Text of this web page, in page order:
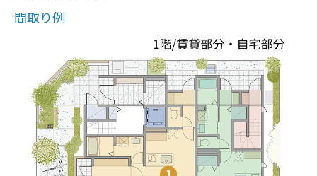
間取り例